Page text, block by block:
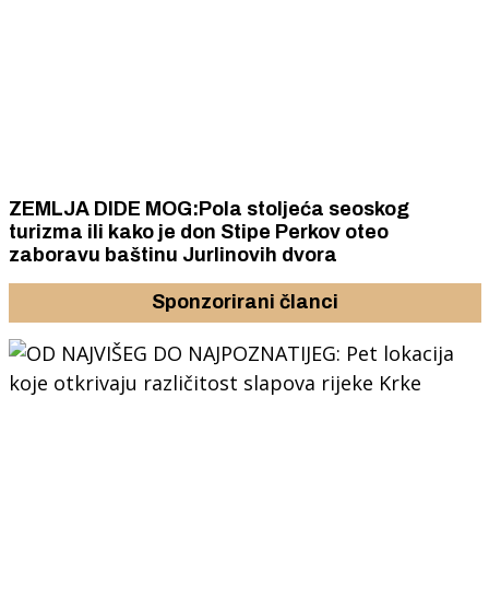
ZEMLJA DIDE MOG:Pola stoljeća seoskog
turizma ili kako je don Stipe Perkov oteo
zaboravu baštinu Jurlinovih dvora
Sponzorirani članci